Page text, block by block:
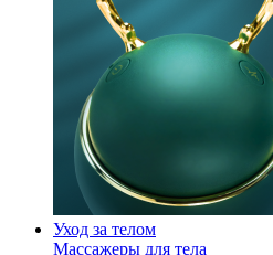
Уход за телом
Массажеры для тела